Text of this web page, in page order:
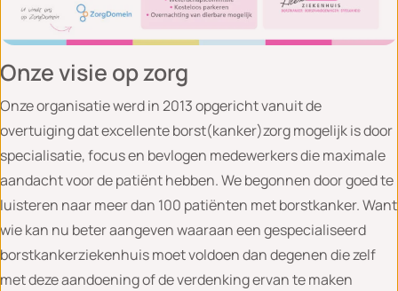
Onze visie op zorg
Onze organisatie werd in 2013 opgericht vanuit de
overtuiging dat excellente borst(kanker)zorg mogelijk is door
specialisatie, focus en bevlogen medewerkers die maximale
aandacht voor de patiënt hebben. We begonnen door goed te
luisteren naar meer dan 100 patiënten met borstkanker. Want
wie kan nu beter aangeven waaraan een gespecialiseerd
borstkankerziekenhuis moet voldoen dan degenen die zelf
met deze aandoening of de verdenking ervan te maken